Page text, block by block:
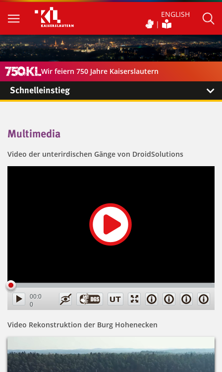
ENGLISH
Wir feiern 750 Jahre Kaiserslautern
Schnelleinstieg
Multimedia
Video der unterirdischen Gänge von DroidSolutions
00:0
0
Video Rekonstruktion der Burg Hohenecken